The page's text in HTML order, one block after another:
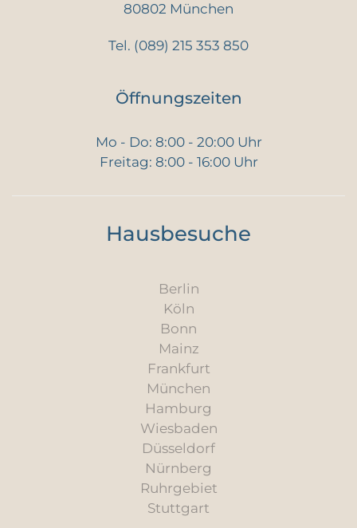
80802 München
Tel. (089) 215 353 850
Öffnungszeiten
Mo - Do: 8:00 - 20:00 Uhr
Freitag: 8:00 - 16:00 Uhr
Hausbesuche
Berlin
Köln
Bonn
Mainz
Frankfurt
München
Hamburg
Wiesbaden
Düsseldorf
Nürnberg
Ruhrgebiet
Stuttgart